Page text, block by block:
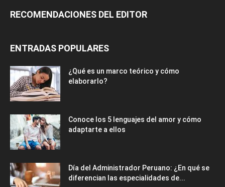
RECOMENDACIONES DEL EDITOR
ENTRADAS POPULARES
¿Qué es un marco teórico y cómo
elaborarlo?
Conoce los 5 lenguajes del amor y cómo
adaptarte a ellos
Día del Administrador Peruano: ¿En qué se
diferencian las especialidades de...